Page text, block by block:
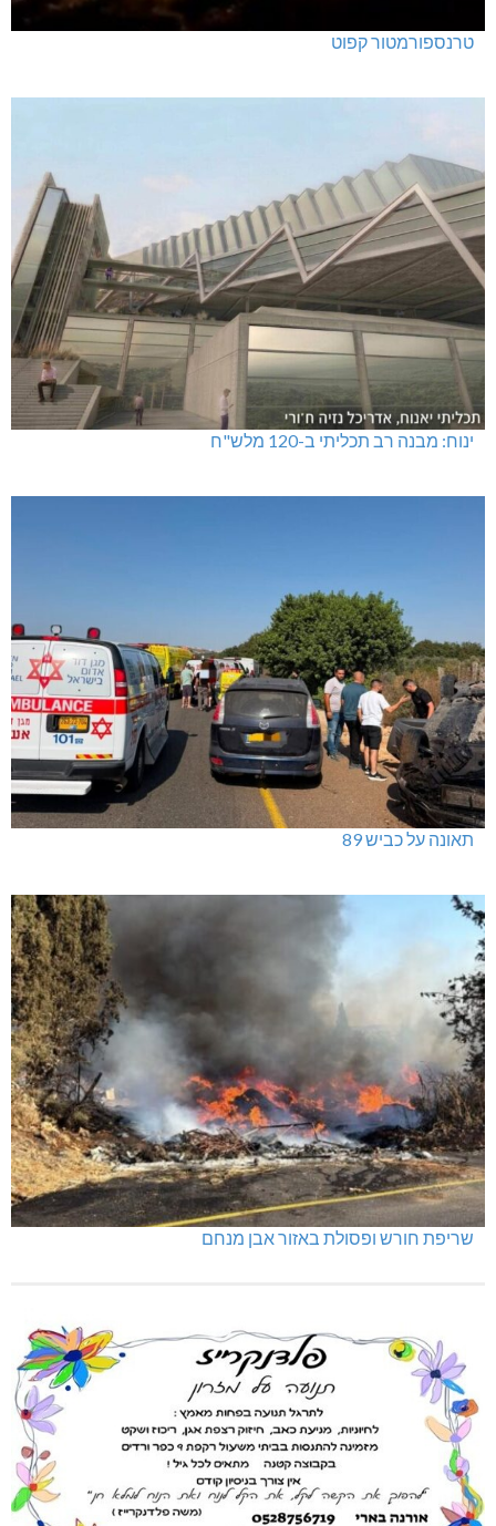
טרנספורמטור קפוט
ינוח: מבנה רב תכליתי ב-120 מלש"ח
תאונה על כביש 89
שריפת חורש ופסולת באזור אבן מנחם